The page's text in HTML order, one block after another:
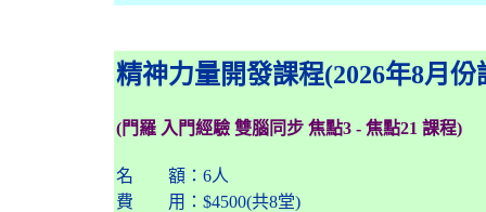
精神力量開發課程(2026年8月份
(門羅 入門經驗 雙腦同步 焦點3 - 焦點21 課程)
名 額： 6人
費 用： $4500(共8堂)